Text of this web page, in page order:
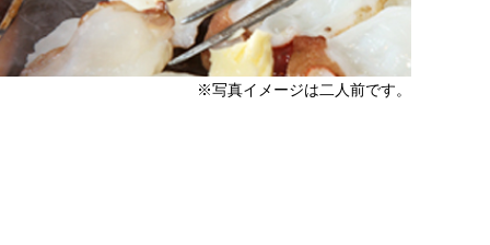
※写真イメージは二人前です。